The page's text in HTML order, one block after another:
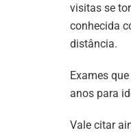
visitas se
conhecida
distância.
Exames
anos para
Vale citar